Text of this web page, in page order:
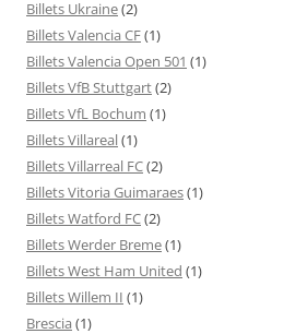
Billets Ukraine(2)
Billets Valencia CF(1)
Billets Valencia Open 501 (1)
Billets VfB Stuttgart(2)
Billets VfL Bochum (1)
Billets Villareal(1)
Billets Villarreal FC(2)
Billets Vitoria Guimaraes(1)
Billets Watford FC(2)
Billets Werder Breme(1)
Billets West Ham United (1)
Billets Willem II (1)
Brescia (1)